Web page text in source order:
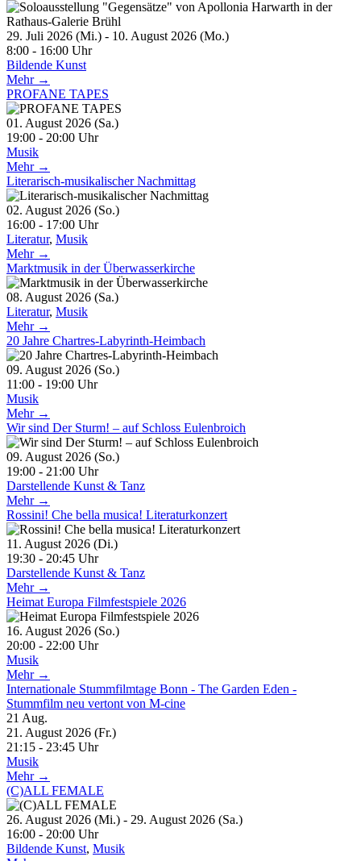
29. Juli 2026 (Mi.) - 10. August 2026 (Mo.)
8:00 - 16:00 Uhr
Bildende Kunst
Mehr →
PROFANE TAPES
01. August 2026 (Sa.)
19:00 - 20:00 Uhr
Musik
Mehr →
Literarisch-musikalischer Nachmittag
02. August 2026 (So.)
16:00 - 17:00 Uhr
Literatur, Musik
Mehr →
Marktmusik in der Überwasserkirche
08. August 2026 (Sa.)
Literatur, Musik
Mehr →
20 Jahre Chartres-Labyrinth-Heimbach
09. August 2026 (So.)
11:00 - 19:00 Uhr
Musik
Mehr →
Wir sind Der Sturm! – auf Schloss Eulenbroich
09. August 2026 (So.)
19:00 - 21:00 Uhr
Darstellende Kunst & Tanz
Mehr →
Rossini! Che bella musica! Literaturkonzert
11. August 2026 (Di.)
19:30 - 20:45 Uhr
Darstellende Kunst & Tanz
Mehr →
Heimat Europa Filmfestspiele 2026
16. August 2026 (So.)
20:00 - 22:00 Uhr
Musik
Mehr →
Internationale Stummfilmtage Bonn - The Garden Eden -
Stummfilm neu vertont von M-cine
21 Aug.
21. August 2026 (Fr.)
21:15 - 23:45 Uhr
Musik
Mehr →
(C)ALL FEMALE
26. August 2026 (Mi.) - 29. August 2026 (Sa.)
16:00 - 20:00 Uhr
Bildende Kunst, Musik